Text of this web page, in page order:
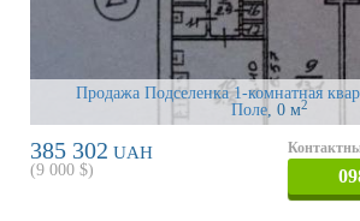
Продажа Подселенка 1-комнатная
Поле, 0 м2
385 302 UAH
(9 000 $)